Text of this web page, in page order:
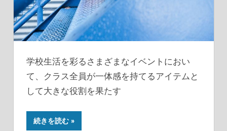
学校生活を彩るさまざまなイベントにおい
て、クラス全員が一体感を持てるアイテムと
して大きな役割を果たす
続きを読む